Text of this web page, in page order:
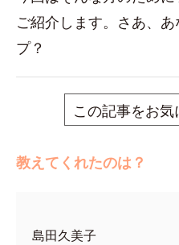
ご紹介します。さあ、
プ？
この記事をお
教えてくれたのは？
島田久美子